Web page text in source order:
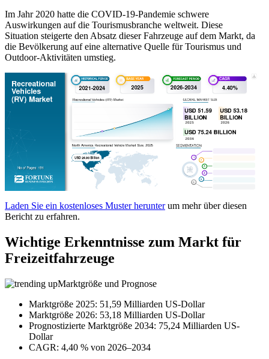
Im Jahr 2020 hatte die COVID-19-Pandemie schwere
Auswirkungen auf die Tourismusbranche weltweit. Diese
Situation steigerte den Absatz dieser Fahrzeuge auf dem Markt, da
die Bevölkerung auf eine alternative Quelle für Tourismus und
Outdoor-Aktivitäten umstieg.
Laden Sie ein kostenloses Muster herunterum mehr über diesen
Bericht zu erfahren.
Wichtige Erkenntnisse zum Markt für
Freizeitfahrzeuge
Marktgröße und Prognose
Marktgröße 2025: 51,59 Milliarden US-Dollar
Marktgröße 2026: 53,18 Milliarden US-Dollar
Prognostizierte Marktgröße 2034: 75,24 Milliarden US-
Dollar
CAGR: 4,40 % von 2026–2034